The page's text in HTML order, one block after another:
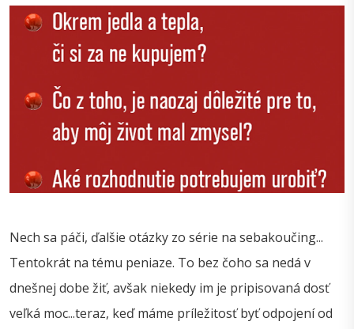
Nech sa páči, ďalšie otázky zo série na sebakoučing...
Tentokrát na tému peniaze. To bez čoho sa nedá v
dnešnej dobe žiť, avšak niekedy im je pripisovaná dosť
veľká moc...teraz, keď máme príležitosť byť odpojení od